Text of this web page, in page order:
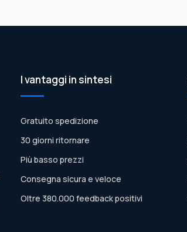
I vantaggi in sintesi
Gratuito spedizione
30 giorni ritornare
Più basso prezzi
Consegna sicura e veloce
Oltre 380.000 feedback positivi